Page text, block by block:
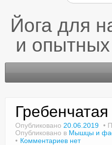
Йога для
и опытных
Опубликовано 20.06.2019
Опубликовано в Мышцы и
Комментариев нет